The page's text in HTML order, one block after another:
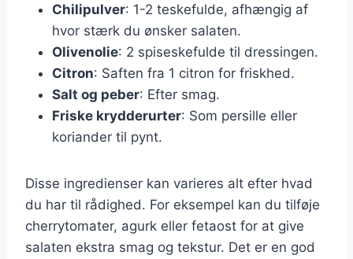
Chilipulver: 1-2 teskefulde, afhængig af
hvor stærk du ønsker salaten.
Olivenolie: 2 spiseskefulde til dressingen.
Citron: Saften fra 1 citron for friskhed.
Salt og peber: Efter smag.
Friske krydderurter: Som persille eller
koriander til pynt.
Disse ingredienser kan varieres alt efter hvad
du har til rådighed. For eksempel kan du tilføje
cherrytomater, agurk eller fetaost for at give
salaten ekstra smag og tekstur. Det er en god